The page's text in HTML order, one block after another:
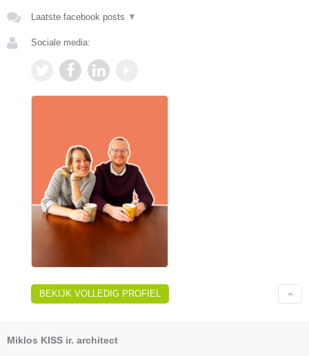
Laatste facebook posts ▼
Sociale media:
BEKIJK VOLLEDIG PROFIEL
Miklos KISS ir. architect